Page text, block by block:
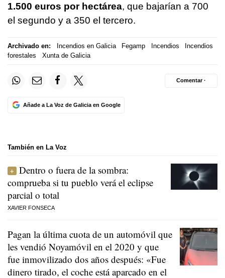
1.500 euros por hectárea, que bajarían a 700
el segundo y a 350 el tercero.
Archivado en: Incendios en Galicia Fegamp Incendios
Incendios
forestales
Xunta de Galicia
Añade a La Voz de Galicia en Google
Comentar ·
También en La Voz
Dentro o fuera de la sombra:
comprueba si tu pueblo verá el eclipse
parcial o total
XAVIER FONSECA
Pagan la última cuota de un automóvil que
les vendió Noyamóvil en el 2020 y que
fue inmovilizado dos años después: «Fue
dinero tirado, el coche está aparcado en el